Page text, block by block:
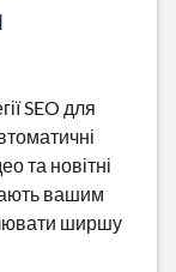
SEO для
та новітні
вашим
ширшу